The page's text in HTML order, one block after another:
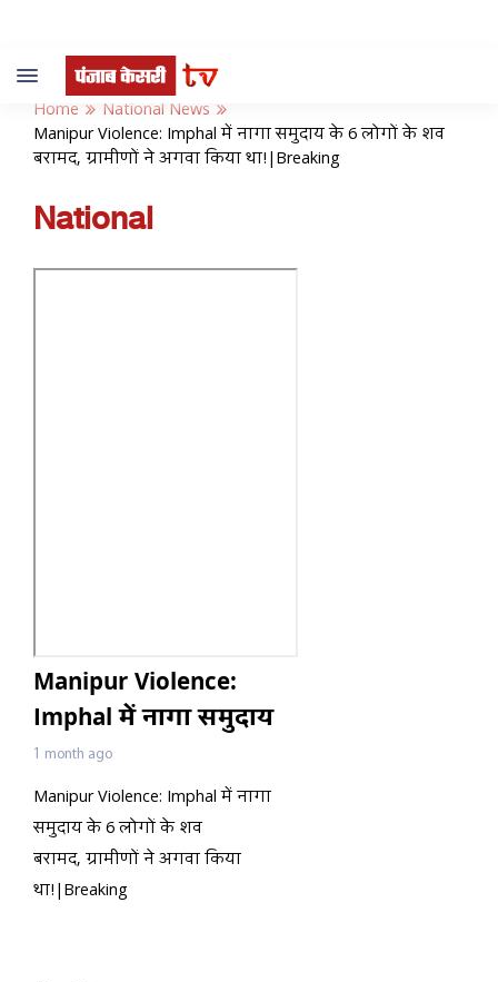
Toggle
navigation
Home
National News
Manipur Violence: Imphal में नागा समुदाय के 6 लोगों के शव
बरामद, ग्रामीणों ने अगवा किया था!|Breaking
National
Manipur Violence:
Imphal में नागा समुदाय
के 6 लोगों के शव बरामद,
ग्रामीणों ने अगवा किया
था!|Breaking
1 month ago
Manipur Violence: Imphal में नागा
समुदाय के 6 लोगों के शव
बरामद, ग्रामीणों ने अगवा किया
था!|Breaking